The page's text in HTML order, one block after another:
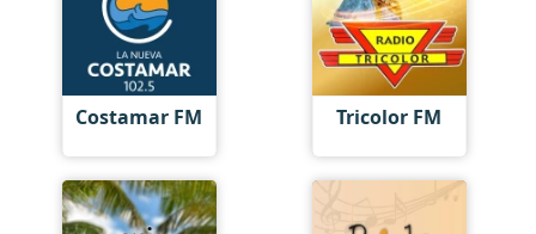
Costamar FM Tricolor FM